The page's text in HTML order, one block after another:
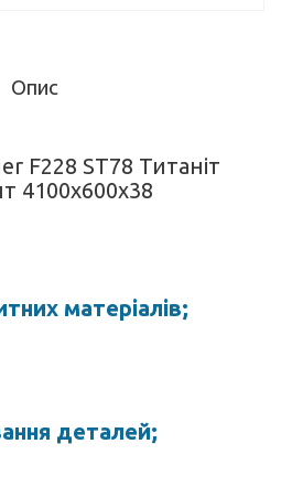
Опис
F228 ST78 Титаніт
4100х600х38
матеріалів;
деталей;